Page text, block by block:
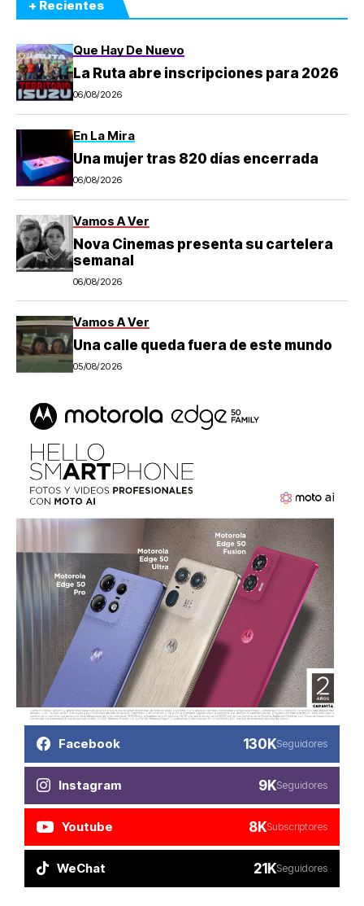
+ Recientes
Que Hay De Nuevo
La Ruta abre inscripciones para 2026
06/08/2026
En La Mira
Una mujer tras 820 días encerrada
06/08/2026
Vamos A Ver
Nova Cinemas presenta su cartelera
semanal
06/08/2026
Vamos A Ver
Una calle queda fuera de este mundo
05/08/2026
Facebook 130KSeguidores
Instagram 9KSeguidores
Youtube 8KSubscriptores
WeChat 21KSeguidores